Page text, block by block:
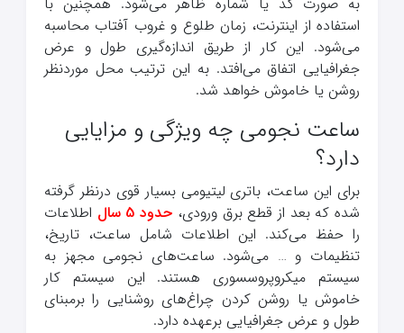
استفاده از اینترنت، زمان طلوع و غروب آفتاب محاسبه
می‌شود. این کار از طریق اندازه‌گیری طول و عرض
جغرافیایی اتفاق می‌افتد. به این ترتیب محل موردنظر
روشن یا خاموش خواهد شد.
ساعت نجومی چه ویژگی‌ و مزایایی
دارد؟
برای این ساعت، باتری لیتیومی بسیار قوی درنظر گرفته
شده که بعد از قطع برق ورودی، حدود 5 سال
اطلاعات
را حفظ می‌کند. این اطلاعات شامل ساعت، تاریخ،
تنظیمات و … می‌شود. ساعت‌های نجومی مجهز به
سیستم میکروپروسسوری هستند. این سیستم کار
خاموش یا روشن کردن چراغ‌های روشنایی را برمبنای
طول و عرض جغرافیایی برعهده دارد.